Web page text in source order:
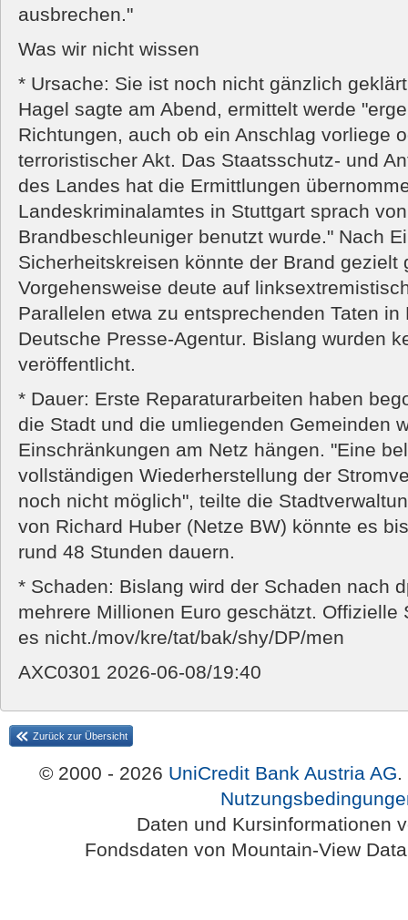
ausbrechen."
Was wir nicht wissen
* Ursache: Sie ist noch nicht gänzlich
Hagel sagte am Abend, ermittelt werde
Richtungen, auch ob ein Anschlag vorliege
terroristischer Akt. Das Staatsschutz- und
des Landes hat die Ermittlungen
Landeskriminalamtes in Stuttgart sprach
Brandbeschleuniger benutzt wurde." Nach
Sicherheitskreisen könnte der Brand gezielt
Vorgehensweise deute auf
Parallelen etwa zu entsprechenden Taten
Deutsche Presse-Agentur. Bislang wurden
veröffentlicht.
* Dauer: Erste Reparaturarbeiten haben
die Stadt und die umliegenden Gemeinden
Einschränkungen am Netz hängen. "Eine
vollständigen Wiederherstellung der
noch nicht möglich", teilte die
von Richard Huber (Netze BW) könnte es
rund 48 Stunden dauern.
* Schaden: Bislang wird der Schaden nach
mehrere Millionen Euro geschätzt. Offizielle
es nicht./mov/kre/tat/bak/shy/DP/men
AXC0301 2026-06-08/19:40
Zurück zur Übersicht
© 2000 - 2026 UniCredit Bank Austria AG.
Daten und Kursinformationen
Fondsdaten von Mountain-View